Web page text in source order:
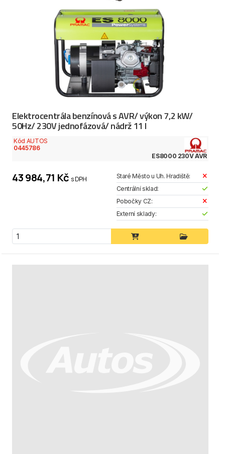
Elektrocentrála benzínová s AVR/ výkon 7,2 kW/
50Hz/ 230V jednofázová/ nádrž 11 l
Kód AUTOS
0445786
ES8000 230V AVR
43 984,71 Kč s DPH
Staré Město u Uh. Hradiště:
Centrální sklad:
Pobočky CZ:
Externí sklady: